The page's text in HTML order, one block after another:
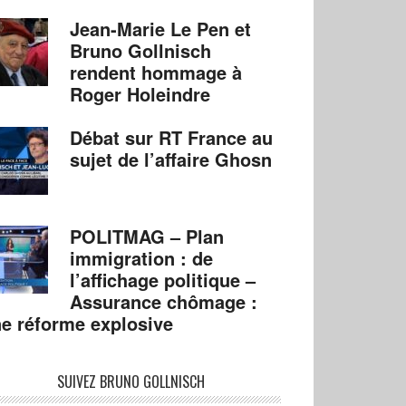
Jean-Marie Le Pen et
Bruno Gollnisch
rendent hommage à
Roger Holeindre
Débat sur RT France au
sujet de l’affaire Ghosn
POLITMAG – Plan
immigration : de
l’affichage politique –
Assurance chômage :
réforme explosive
SUIVEZ BRUNO GOLLNISCH